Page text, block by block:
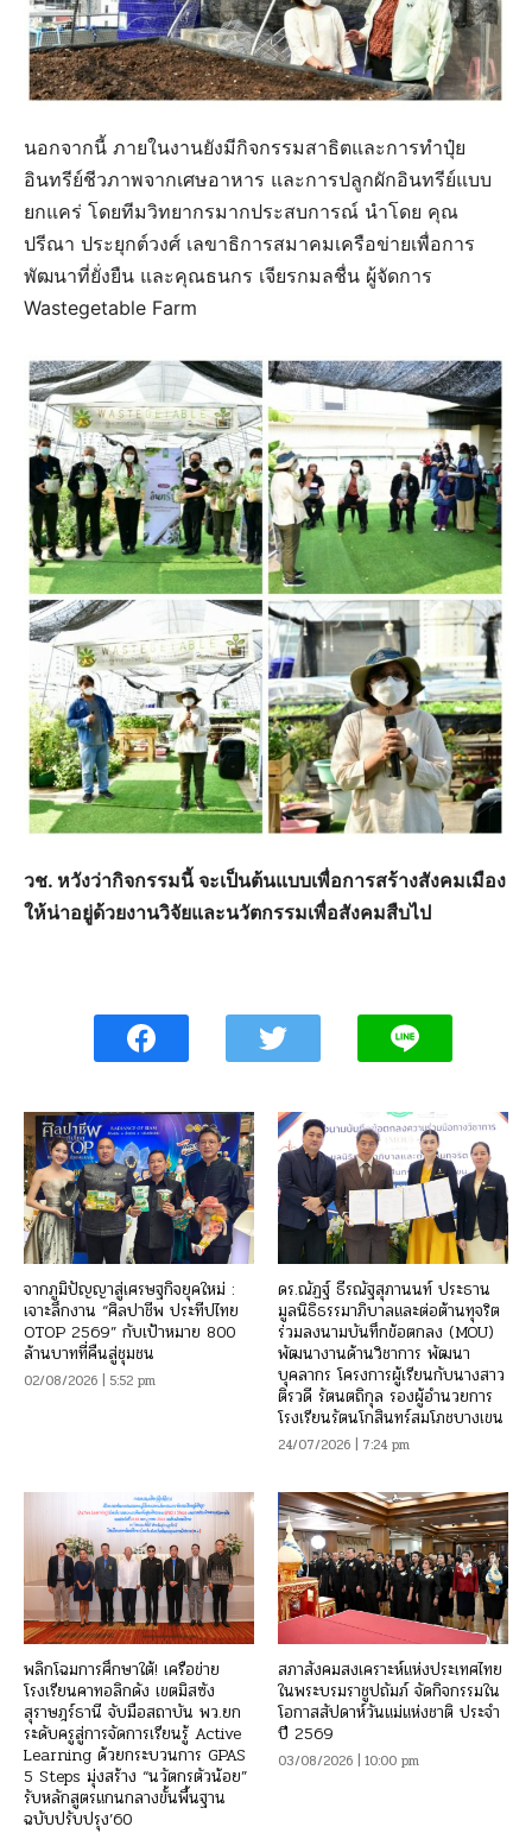
นอกจากนี้ ภายในงานยังมีกิจกรรมสาธิตและการทำปุ๋ย
อินทรีย์ชีวภาพจากเศษอาหาร และการปลูกผักอินทรีย์แบบ
ยกแคร่ โดยทีมวิทยากรมากประสบการณ์ นำโดย คุณ
ปรีณา ประยุกต์วงศ์ เลขาธิการสมาคมเครือข่ายเพื่อการ
พัฒนาที่ยั่งยืน และคุณธนกร เจียรกมลชื่น ผู้จัดการ
Wastegetable Farm
วช. หวังว่ากิจกรรมนี้ จะเป็นต้นแบบเพื่อการสร้างสังคมเมือง
ให้น่าอยู่ด้วยงานวิจัยและนวัตกรรมเพื่อสังคมสืบไป
จากภูมิปัญญาสู่เศรษฐกิจยุคใหม่ :
เจาะลึกงาน “ศิลปาชีพ ประทีปไทย
OTOP 2569” กับเป้าหมาย 800
ล้านบาทที่คืนสู่ชุมชน
02/08/2026 | 5:52 pm
ดร.ณัฏฐ์ ธีรณัฐสุภานนท์ ประธาน
มูลนิธิธรรมาภิบาลและต่อต้านทุจริต
ร่วมลงนามบันทึกข้อตกลง (MOU)
พัฒนางานด้านวิชาการ พัฒนา
บุคลากร โครงการผู้เรียนกับนางสาว
ติรวดี รัตนตถิกุล รองผู้อำนวยการ
โรงเรียนรัตนโกสินทร์สมโภชบางเขน
24/07/2026 | 7:24 pm
พลิกโฉมการศึกษาใต้! เครือข่าย
โรงเรียนคาทอลิกดัง เขตมิสซัง
สุราษฎร์ธานี จับมือสถาบัน พว.ยก
ระดับครูสู่การจัดการเรียนรู้ Active
Learning ด้วยกระบวนการ GPAS
5 Steps มุ่งสร้าง “นวัตกรตัวน้อย”
รับหลักสูตรแกนกลางขั้นพื้นฐาน
ฉบับปรับปรุง’60
สภาสังคมสงเคราะห์แห่งประเทศไทย
ในพระบรมราชูปถัมภ์ จัดกิจกรรมใน
โอกาสสัปดาห์วันแม่แห่งชาติ ประจำ
ปี 2569
03/08/2026 | 10:00 pm